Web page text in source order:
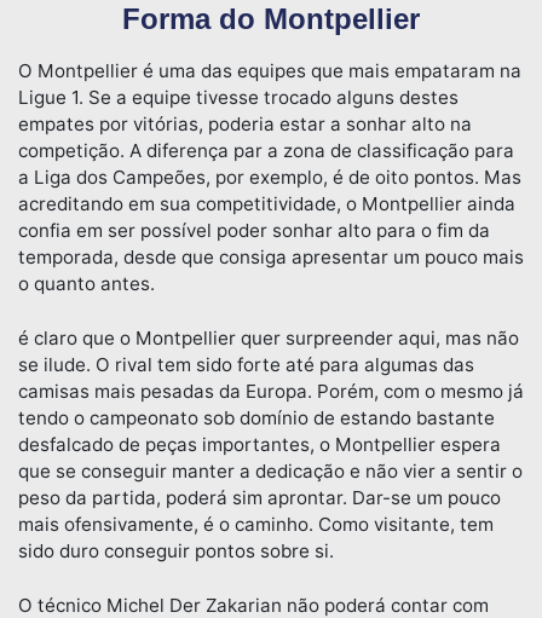
Forma do Montpellier
O Montpellier é uma das equipes que mais empataram na
Ligue 1. Se a equipe tivesse trocado alguns destes
empates por vitórias, poderia estar a sonhar alto na
competição. A diferença par a zona de classificação para
a Liga dos Campeões, por exemplo, é de oito pontos. Mas
acreditando em sua competitividade, o Montpellier ainda
confia em ser possível poder sonhar alto para o fim da
temporada, desde que consiga apresentar um pouco mais
o quanto antes.
é claro que o Montpellier quer surpreender aqui, mas não
se ilude. O rival tem sido forte até para algumas das
camisas mais pesadas da Europa. Porém, com o mesmo já
tendo o campeonato sob domínio de estando bastante
desfalcado de peças importantes, o Montpellier espera
que se conseguir manter a dedicação e não vier a sentir o
peso da partida, poderá sim aprontar. Dar-se um pouco
mais ofensivamente, é o caminho. Como visitante, tem
sido duro conseguir pontos sobre si.
O técnico Michel Der Zakarian não poderá contar com